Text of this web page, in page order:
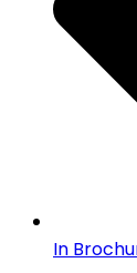
In